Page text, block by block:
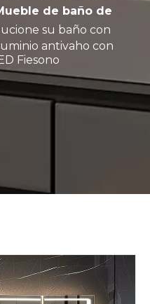
de baño de
su baño con
antivaho con
Fiesono